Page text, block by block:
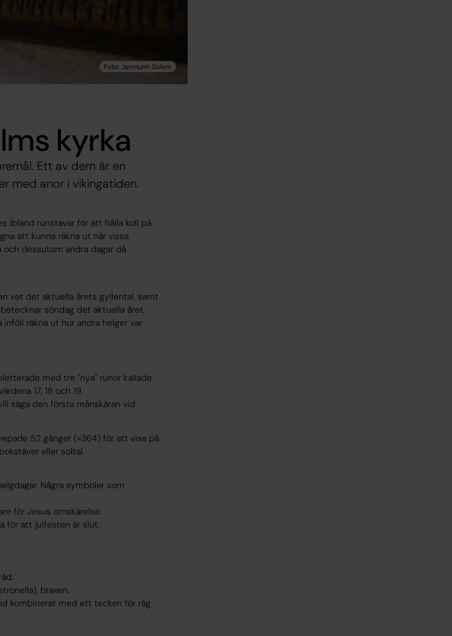
kyrka
Ett av dem är en
med anor i vikingatiden.
ibland runstavar för att hålla koll på
att kunna räkna ut när vissa
dessutom andra dagar då
vet det aktuella årets gyllental, samt
söndag det aktuella året.
räkna ut hur andra helger var
med tre "nya" runor kallade
17, 18 och 19.
säga den första månskäran vid
52 gånger (=364) för att visa på
eller soltal.
Några symboler som
för Jesus omskärelse.
för att julfesten är slut.
braxen.
kombinerat med ett tecken för råg